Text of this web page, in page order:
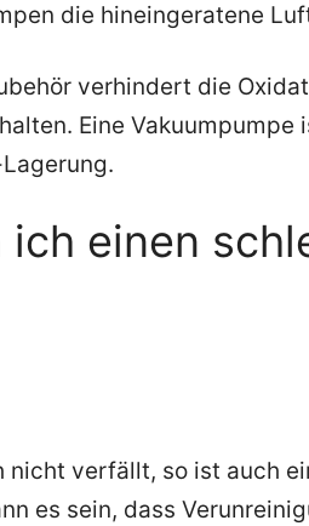
die hineingeratene
verhindert die
Eine
ich einen
nicht verfällt, so ist auch
es sein, dass